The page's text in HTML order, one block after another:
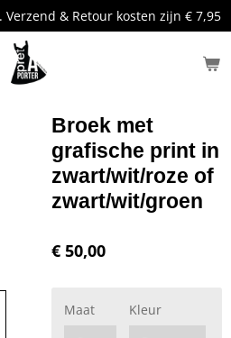
& Retour kosten zijn € 7,95
Broek met
grafische print in
zwart/wit/roze of
zwart/wit/groen
€ 50,00
Maat Kleur